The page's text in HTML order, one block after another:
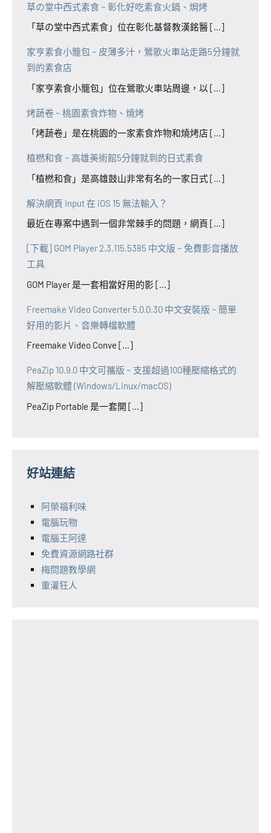
草の堂中西式素食 ~ 彰化好吃素食火鍋、焗烤
「草の堂中西式素食」位在彰化基督教漢銘醫 [...]
家亨素食小籠包 ~ 皮薄多汁，鶯歌火車站走路5分鐘就
到的素食店
「家亨素食小籠包」位在鶯歌火車站周邊，以 [...]
烤蔬卷 ~ 桃園素食炸物、燒烤
「烤蔬卷」是在桃園的一家素食炸物和燒烤店 [...]
植橪和食 ~ 高雄美術館5分鐘就到的日式素食
「植橪和食」是高雄鼓山非常有名的一家日式 [...]
解決網頁 Input 在 iOS 15 無法輸入？
最近在專案中遇到一個非常棘手的問題，網頁 [...]
[下載] GOM Player 2.3.115.5385 中文版 ~ 免費影音播放
工具
GOM Player 是一套相當好用的影 [...]
Freemake Video Converter 5.0.0.30 中文安裝版 ~ 簡單
好用的影片、音樂轉檔軟體
Freemake Video Conve [...]
PeaZip 10.9.0 中文可攜版 ~ 支援超過100種壓縮格式的
解壓縮軟體 (Windows/Linux/macOS)
PeaZip Portable 是一套開 [...]
好站連結
阿榮福利味
電腦玩物
電腦王阿達
免費資源網路社群
梅問題教學網
重灌狂人